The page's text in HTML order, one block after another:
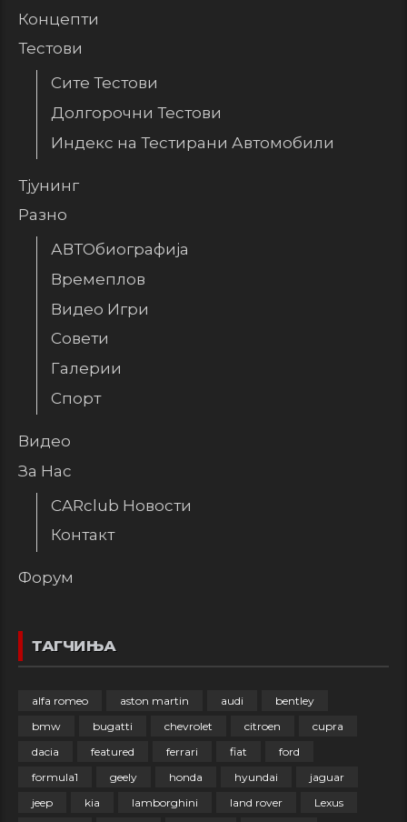
Концепти
Тестови
Сите Тестови
Долгорочни Тестови
Индекс на Тестирани Автомобили
Тјунинг
Разно
АВТОбиографија
Времеплов
Видео Игри
Совети
Галерии
Спорт
Видео
За Нас
CARclub Новости
Контакт
Форум
ТАГЧИЊА
alfa romeo aston martin audi
bentley
bmw
bugatti chevrolet citroen
cupra
dacia
featured ferrari fiat
ford
formula1
geely honda hyundai
jaguar
jeep
kia lamborghini land rover
Lexus